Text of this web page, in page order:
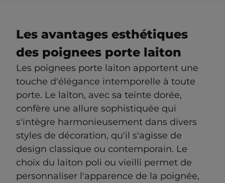
Les avantages esthétiques
des poignees porte laiton
Les poignees porte laiton apportent une
touche d'élégance intemporelle à toute
porte. Le laiton, avec sa teinte dorée,
confère une allure sophistiquée qui
s'intègre harmonieusement dans divers
styles de décoration, qu'il s'agisse de
design classique ou contemporain. Le
choix du laiton poli ou vieilli permet de
personnaliser l'apparence de la poignée,